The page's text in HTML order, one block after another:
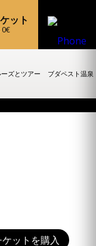
ット
0€
ズとツアー ブダペスト温泉
ットを購入